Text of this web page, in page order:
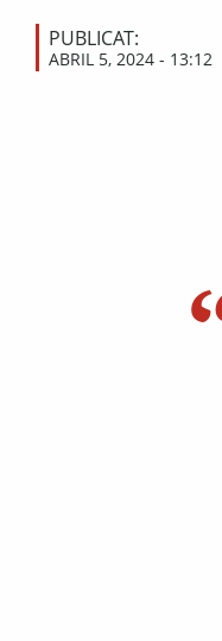
PUBLICAT:
ABRIL 5, 2024 - 13:12